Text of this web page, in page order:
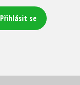
Přihlásit se